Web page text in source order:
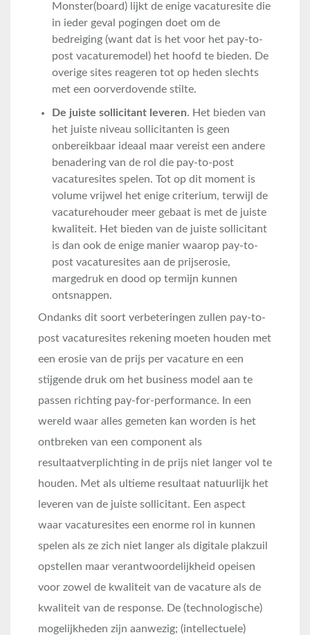
Monster(board) lijkt de enige vacaturesite die
in ieder geval pogingen doet om de
bedreiging (want dat is het voor het pay-to-
post vacaturemodel) het hoofd te bieden. De
overige sites reageren tot op heden slechts
met een oorverdovende stilte.
De juiste sollicitant leveren. Het bieden van
het juiste niveau sollicitanten is geen
onbereikbaar ideaal maar vereist een andere
benadering van de rol die pay-to-post
vacaturesites spelen. Tot op dit moment is
volume vrijwel het enige criterium, terwijl de
vacaturehouder meer gebaat is met de juiste
kwaliteit. Het bieden van de juiste sollicitant
is dan ook de enige manier waarop pay-to-
post vacaturesites aan de prijserosie,
margedruk en dood op termijn kunnen
ontsnappen.
Ondanks dit soort verbeteringen zullen pay-to-
post vacaturesites rekening moeten houden met
een erosie van de prijs per vacature en een
stijgende druk om het business model aan te
passen richting pay-for-performance. In een
wereld waar alles gemeten kan worden is het
ontbreken van een component als
resultaatverplichting in de prijs niet langer vol te
houden. Met als ultieme resultaat natuurlijk het
leveren van de juiste sollicitant. Een aspect
waar vacaturesites een enorme rol in kunnen
spelen als ze zich niet langer als digitale plakzuil
opstellen maar verantwoordelijkheid opeisen
voor zowel de kwaliteit van de vacature als de
kwaliteit van de response. De (technologische)
mogelijkheden zijn aanwezig; (intellectuele)